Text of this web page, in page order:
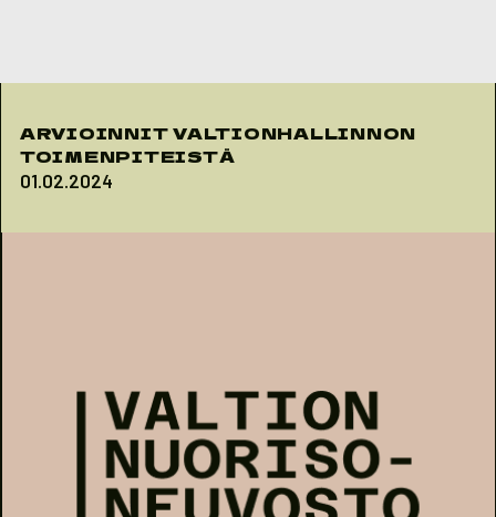
ARVIOINNIT VALTIONHALLINNON
TOIMENPITEISTÄ
01.02.2024